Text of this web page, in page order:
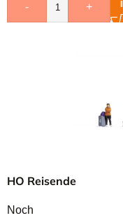
- +
HO Reisende
Noch